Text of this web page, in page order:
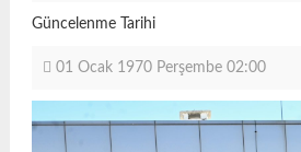
Güncelenme Tarihi
01 Ocak 1970 Perşembe 02:00